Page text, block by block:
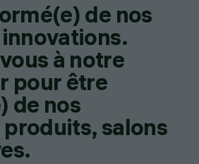
de nos
à notre
pour être
de nos
salons